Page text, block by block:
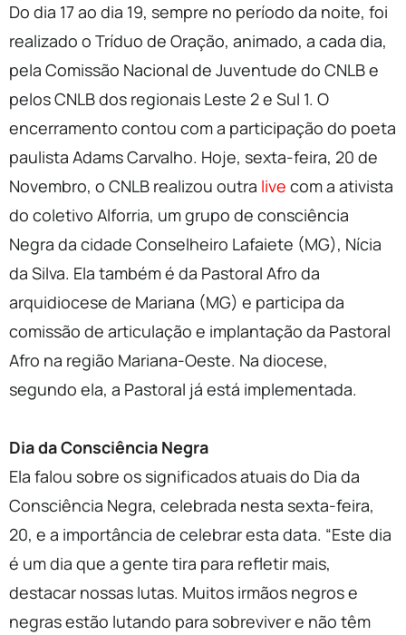
Do dia 17 ao dia 19, sempre no período da noite, foi
realizado o Tríduo de Oração, animado, a cada dia,
pela Comissão Nacional de Juventude do CNLB e
pelos CNLB dos regionais Leste 2 e Sul 1. O
encerramento contou com a participação do poeta
paulista Adams Carvalho. Hoje, sexta-feira, 20 de
Novembro, o CNLB realizou outra live com a ativista
do coletivo Alforria, um grupo de consciência
Negra da cidade Conselheiro Lafaiete (MG), Nícia
da Silva. Ela também é da Pastoral Afro da
arquidiocese de Mariana (MG) e participa da
comissão de articulação e implantação da Pastoral
Afro na região Mariana-Oeste. Na diocese,
segundo ela, a Pastoral já está implementada.
Dia da Consciência Negra
Ela falou sobre os significados atuais do Dia da
Consciência Negra, celebrada nesta sexta-feira,
20, e a importância de celebrar esta data. “Este dia
é um dia que a gente tira para refletir mais,
destacar nossas lutas. Muitos irmãos negros e
negras estão lutando para sobreviver e não têm